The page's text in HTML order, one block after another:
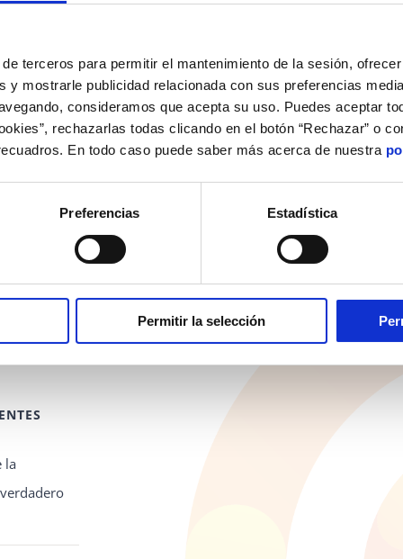
terceros para permitir el mantenimiento de la sesión,
y mostrarle publicidad relacionada con sus preferencias
consideramos que acepta su uso. Puedes aceptar
rechazarlas todas clicando en el botón “Rechazar” o
En todo caso puede saber más acerca de nuestra
Preferencias Estadística
Permitir la selección
la